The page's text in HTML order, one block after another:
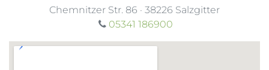
Chemnitzer Str. 86 · 38226 Salzgitter
05341 186900